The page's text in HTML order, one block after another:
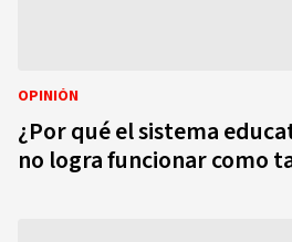
OPINIÓN
¿Por qué el sistema
no logra funcionar como